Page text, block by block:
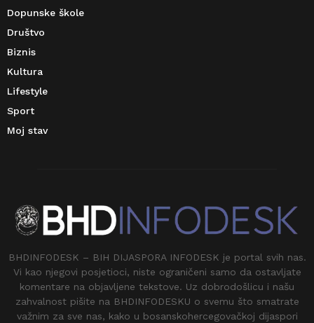
Dopunske škole
Društvo
Biznis
Kultura
Lifestyle
Sport
Moj stav
BHDINFODESK – BIH DIJASPORA INFODESK je portal svih nas.
Vi kao njegovi posjetioci, niste ograničeni samo da ostavljate
komentare na objavljene tekstove. Uz dobrodošlicu i našu
zahvalnost pišite na BHDINFODESKU o svemu što smatrate
važnim za sve nas, kako u bosanskohercegovačkoj dijaspori